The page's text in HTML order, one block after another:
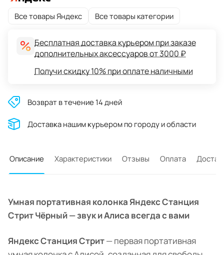
Все товары Яндекс Все товары категории
Бесплатная доставка курьером при заказе
дополнительных аксессуаров от 3000 ₽
Получи скидку 10% при оплате наличными
Возврат в течение 14 дней
Доставĸа нашим ĸурьером по городу и области
Описание Характеристики Отзывы Оплата
Умная портативная колонка Яндекс Станция
Стрит Чёрный — звук и Алиса всегда с вами
Яндекс Станция Стрит— первая портативная